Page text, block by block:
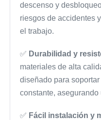
descenso y
riesgos de accidentes
el trabajo.
✅ Durabilidad y
materiales de alta
diseñado para
constante,
✅ Fácil instalación y